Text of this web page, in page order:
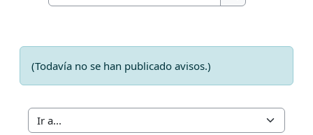
Buscar en foros
(Todavía no se han publicado avisos.)
Ir a...